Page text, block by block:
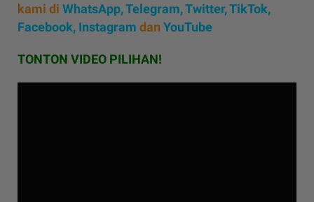
kami di WhatsApp,Telegram,Twitter,TikTok,
Facebook, Instagram dan YouTube
TONTON VIDEO PILIHAN!